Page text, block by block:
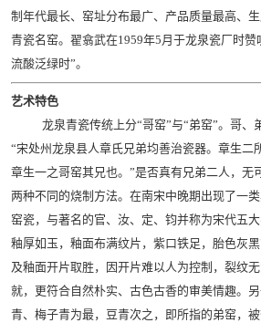
制年代最长、窑址分布最广、产品质量最高、
青瓷名窑。翟翕武在1959年5月于龙泉瓷厂时
流酸泛绿时”。
艺术特色
龙泉青瓷传统上分“哥窑”与“弟窑”。哥、
“宋处州龙泉县人章氏兄弟均善治瓷器。章生二
章生一之哥窑其兄也。”是否真有兄弟二人，无
两种不同的烧制方法。在南宋中晚期出现了一
窑瓷，与著名的官、汝、定、钧并称为宋代五
釉厚如玉，釉面布满纹片，紫口铁足，胎色灰
及釉面开片取胜，因开片难以人为控制，裂纹
就，更符合自然朴实、古色古香的审美情趣。
青、梅子青为最，豆青次之，即所指的弟窑，